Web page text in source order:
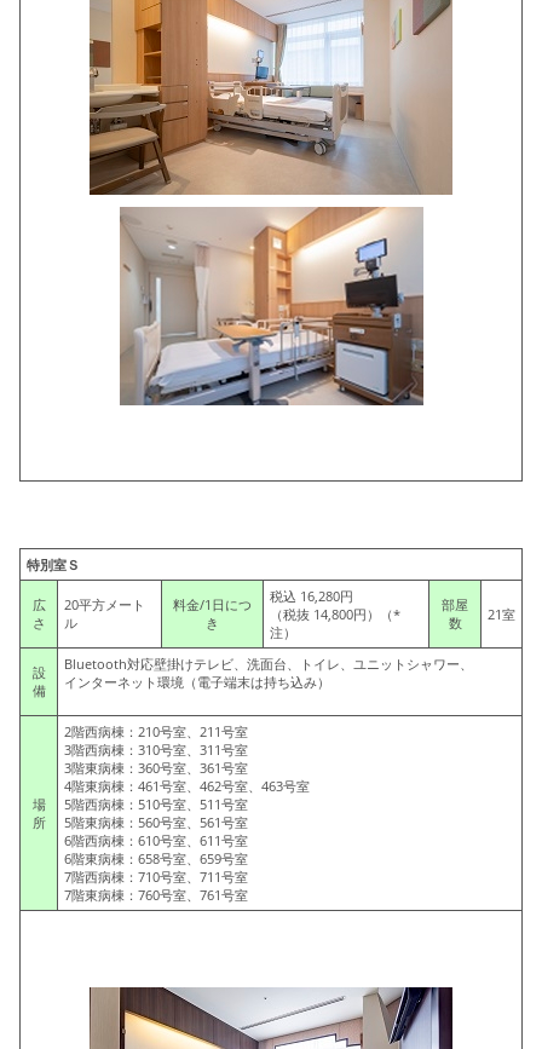
特別室Ｓ
広
さ
20平方メート
ル
料金/1日につ
き
税込 16,280円
（税抜 14,800円）（*
注）
部屋
数
21室
設
備
Bluetooth対応壁掛けテレビ、洗面台、トイレ、ユニットシャワー、
インターネット環境（電子端末は持ち込み）
場
所
2階西病棟：210号室、211号室
3階西病棟：310号室、311号室
3階東病棟：360号室、361号室
4階東病棟：461号室、462号室、463号室
5階西病棟：510号室、511号室
5階東病棟：560号室、561号室
6階西病棟：610号室、611号室
6階東病棟：658号室、659号室
7階西病棟：710号室、711号室
7階東病棟：760号室、761号室